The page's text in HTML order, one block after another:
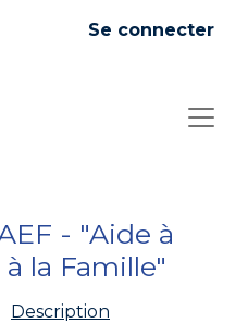
Se connecter
- "Aide à
la Famille"
Description